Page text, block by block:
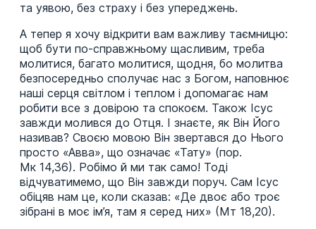
та уявою, без страху і без упереджень.
А тепер я хочу відкрити вам важливу таємницю:
щоб бути по-справжньому щасливим, треба
молитися, багато молитися, щодня, бо молитва
безпосередньо сполучає нас з Богом, наповнює
наші серця світлом і теплом і допомагає нам
робити все з довірою та спокоєм. Також Ісус
завжди молився до Отця. І знаєте, як Він Його
називав? Своєю мовою Він звертався до Нього
просто «Авва», що означає «Тату» (пор.
Мк 14,36). Робімо й ми так само! Тоді
відчуватимемо, що Він завжди поруч. Сам Ісус
обіцяв нам це, коли сказав: «Де двоє або троє
зібрані в моє ім’я, там я серед них» (Мт 18,20).